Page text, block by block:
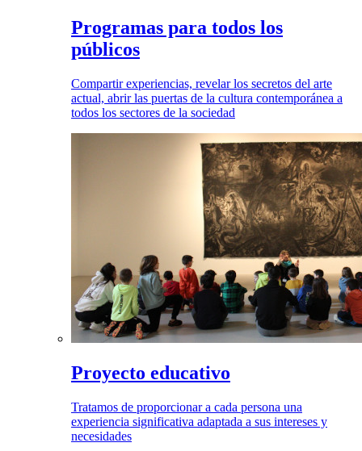
Programas para todos los
públicos
Compartir experiencias, revelar los secretos del arte
actual, abrir las puertas de la cultura contemporánea a
todos los sectores de la sociedad
Proyecto educativo
Tratamos de proporcionar a cada persona una
experiencia significativa adaptada a sus intereses y
necesidades